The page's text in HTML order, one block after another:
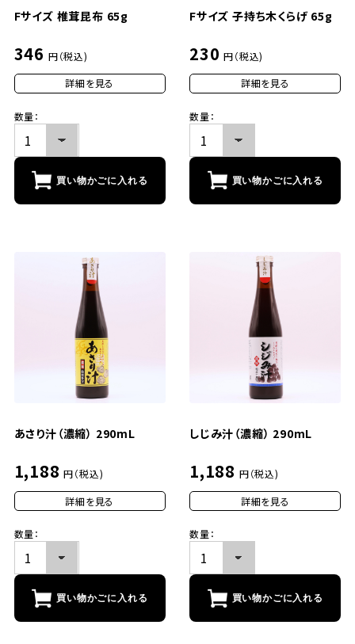
Fサイズ 椎茸昆布 65g
346 円（税込)
詳細を見る
数量：
買い物かごに入れる
Fサイズ 子持ち木くらげ 65g
230 円（税込)
詳細を見る
数量：
買い物かごに入れる
あさり汁（濃縮） 290mL
1,188 円（税込)
詳細を見る
数量：
買い物かごに入れる
しじみ汁（濃縮） 290mL
1,188 円（税込)
詳細を見る
数量：
買い物かごに入れる